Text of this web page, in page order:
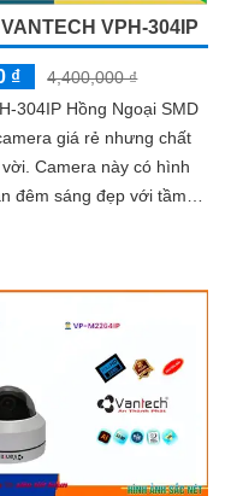
VPH-304IP
₫
4,400,000 ₫
304IP Hồng Ngoại SMD
giá rẻ nhưng chất
có hình
đêm sáng đẹp với tầm